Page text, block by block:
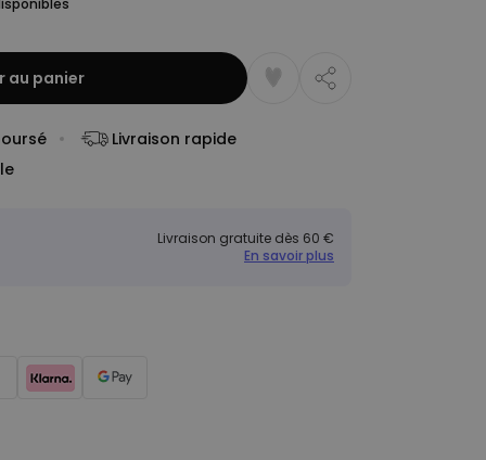
au panier
Livraison rapide
Livraison gratuite dès 60 €
En savoir plus